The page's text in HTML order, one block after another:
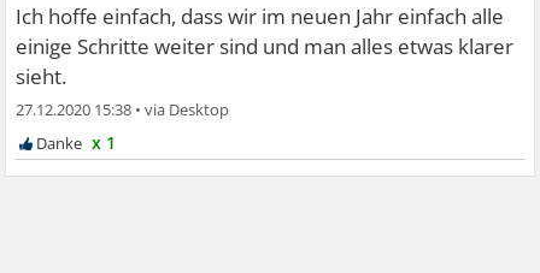
Ich hoffe einfach, dass wir im neuen Jahr einfach alle
einige Schritte weiter sind und man alles etwas klarer
sieht.
27.12.2020 15:38 •
x 1